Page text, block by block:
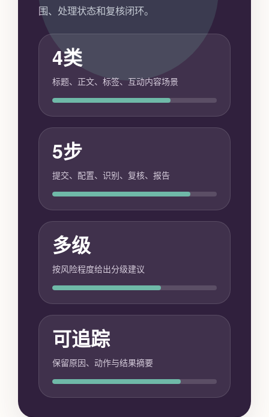
围、处理状态和复核闭环。
4类
标题、正文、标签、互动内容场景
5步
提交、配置、识别、复核、报告
多级
按风险程度给出分级建议
可追踪
保留原因、动作与结果摘要